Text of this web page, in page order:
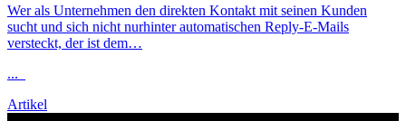
Wer als Unternehmen den direkten Kontakt mit seinen Kunden
sucht und sich nicht nurhinter automatischen Reply-E-Mails
versteckt, der ist dem…
...
Artikel